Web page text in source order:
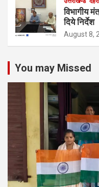
विभागीय
दिये निर्देश
August 8,
You may Missed